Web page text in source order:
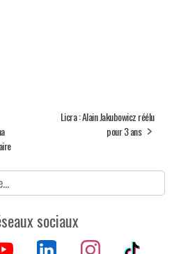
Licra : Alain Jakubowicz réélu
pour 3 ans
sociaux